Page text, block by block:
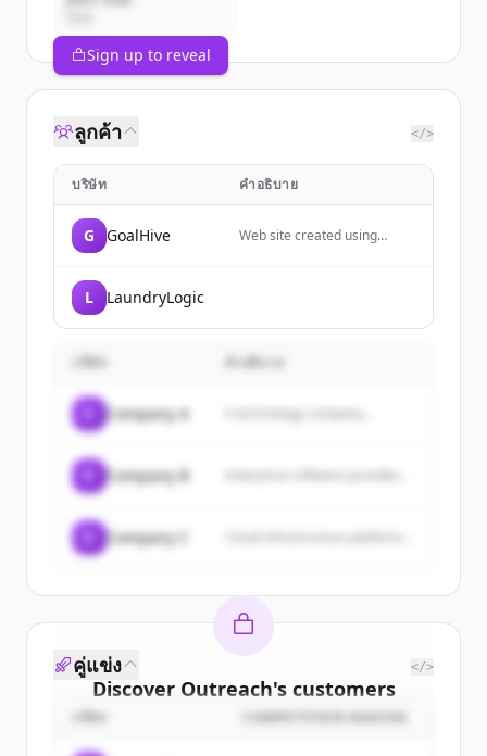
Sign up to reveal
ลูกค้า </>
บริษัท คำอธิบาย
G GoalHive
Web site created using
L LaundryLogic
คำอธิบาย
Company A A technology company...
Company B
Company C
Discover Outreach's customers
Sign up for free to view allcustomers
คู่แข่ง </>
COMPETITION REASON